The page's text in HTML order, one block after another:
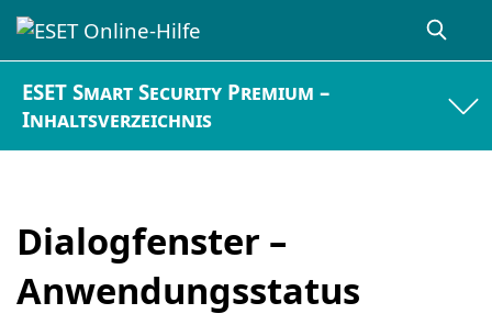
ESET Smart Security Premium –
Inhaltsverzeichnis
Dialogfenster –
Anwendungsstatus